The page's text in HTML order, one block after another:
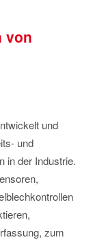
von
und
und
in der Industrie.
zum